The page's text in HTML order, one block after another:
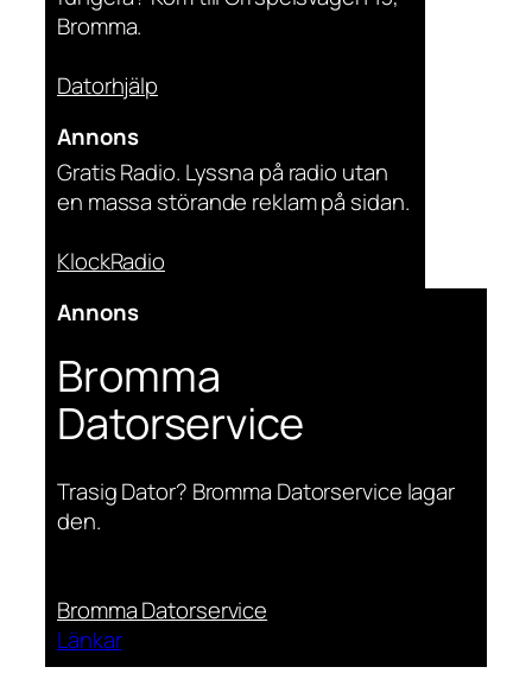
Bromma.
Datorhjälp
Annons
Gratis Radio. Lyssna på radio utan
en massa störande reklam på sidan.
KlockRadio
Annons
Bromma
Datorservice
Trasig Dator? Bromma Datorservice lagar
den.
Bromma Datorservice
Länkar